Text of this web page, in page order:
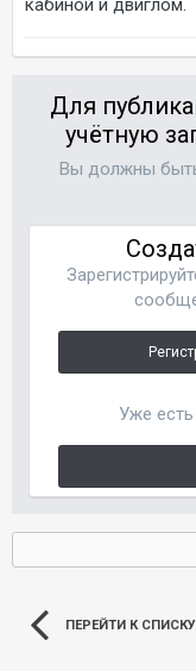
кабиной и двиглом.
Для
учётную
Вы должны
Уже есть
ПЕРЕЙТИ К